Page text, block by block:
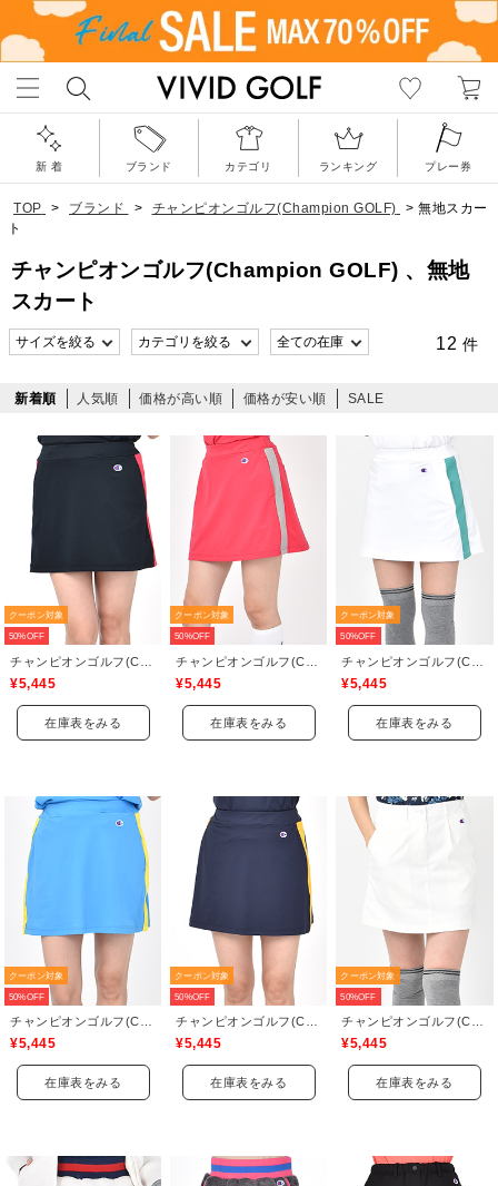
新 着 ブランド カテゴリ ランキング プレー券
TOP > ブランド > チャンピオンゴルフ(Champion GOLF) > 無地スカー
ト
チャンピオンゴルフ(Champion GOLF) 、無地
スカート
12 件
新着順 人気順 価格が高い順 価格が安い順 SALE
クーポン対象
50%OFF
¥5,445
在庫表をみる
クーポン対象
50%OFF
¥5,445
在庫表をみる
クーポン対象
50%OFF
¥5,445
在庫表をみる
クーポン対象
50%OFF
¥5,445
在庫表をみる
クーポン対象
50%OFF
¥5,445
在庫表をみる
クーポン対象
50%OFF
¥5,445
在庫表をみる